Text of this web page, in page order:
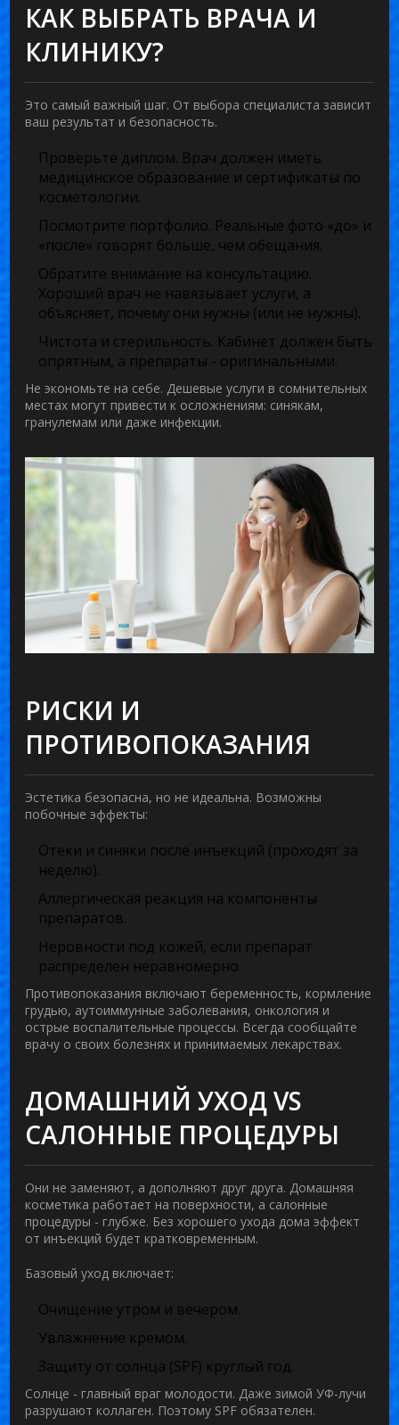
КАК ВЫБРАТЬ ВРАЧА И
КЛИНИКУ?
Это самый важный шаг. От выбора специалиста зависит
ваш результат и безопасность.
Проверьте диплом. Врач должен иметь
медицинское образование и сертификаты по
косметологии.
Посмотрите портфолио. Реальные фото «до» и
«после» говорят больше, чем обещания.
Обратите внимание на консультацию.
Хороший врач не навязывает услуги, а
объясняет, почему они нужны (или не нужны).
Чистота и стерильность. Кабинет должен быть
опрятным, а препараты - оригинальными.
Не экономьте на себе. Дешевые услуги в сомнительных
местах могут привести к осложнениям: синякам,
гранулемам или даже инфекции.
РИСКИ И
ПРОТИВОПОКАЗАНИЯ
Эстетика безопасна, но не идеальна. Возможны
побочные эффекты:
Отеки и синяки после инъекций (проходят за
неделю).
Аллергическая реакция на компоненты
препаратов.
Неровности под кожей, если препарат
распределен неравномерно.
Противопоказания включают беременность, кормление
грудью, аутоиммунные заболевания, онкология и
острые воспалительные процессы. Всегда сообщайте
врачу о своих болезнях и принимаемых лекарствах.
ДОМАШНИЙ УХОД VS
САЛОННЫЕ ПРОЦЕДУРЫ
Они не заменяют, а дополняют друг друга. Домашняя
косметика работает на поверхности, а салонные
процедуры - глубже. Без хорошего ухода дома эффект
от инъекций будет кратковременным.
Базовый уход включает:
Очищение утром и вечером.
Увлажнение кремом.
Защиту от солнца (SPF) круглый год.
Солнце - главный враг молодости. Даже зимой УФ-лучи
разрушают коллаген. Поэтому SPF обязателен.